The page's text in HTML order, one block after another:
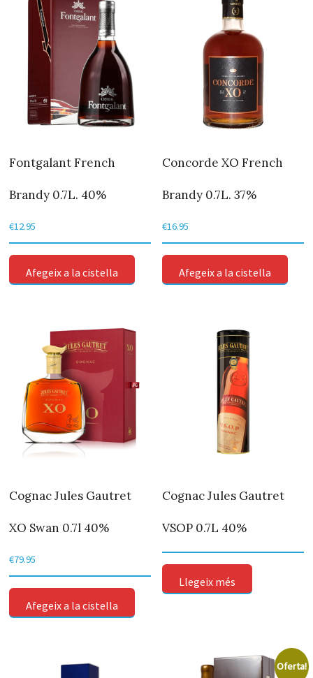
Fontgalant French
Brandy 0.7L. 40%
€12.95
Afegeix a la cistella
Concorde XO French
Brandy 0.7L. 37%
€16.95
Afegeix a la cistella
Cognac Jules Gautret
XO Swan 0.7l 40%
€79.95
Afegeix a la cistella
Cognac Jules Gautret
VSOP 0.7L 40%
Llegeix més
Oferta!